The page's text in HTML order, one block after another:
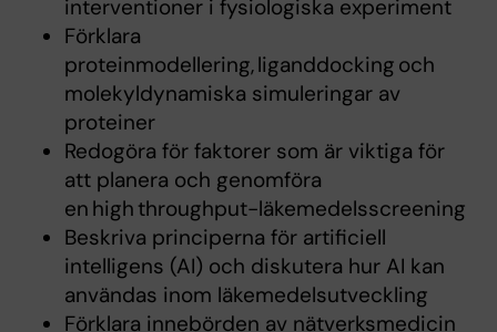
interventioner i fysiologiska experiment
Förklara
proteinmodellering, liganddocking och
molekyldynamiska simuleringar av
proteiner
Redogöra för faktorer som är viktiga för
att planera och genomföra
en high throughput-läkemedelsscreening
Beskriva principerna för artificiell
intelligens (AI) och diskutera hur AI kan
användas inom läkemedelsutveckling
Förklara innebörden av nätverksmedicin